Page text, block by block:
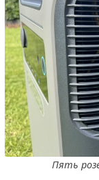
Пять